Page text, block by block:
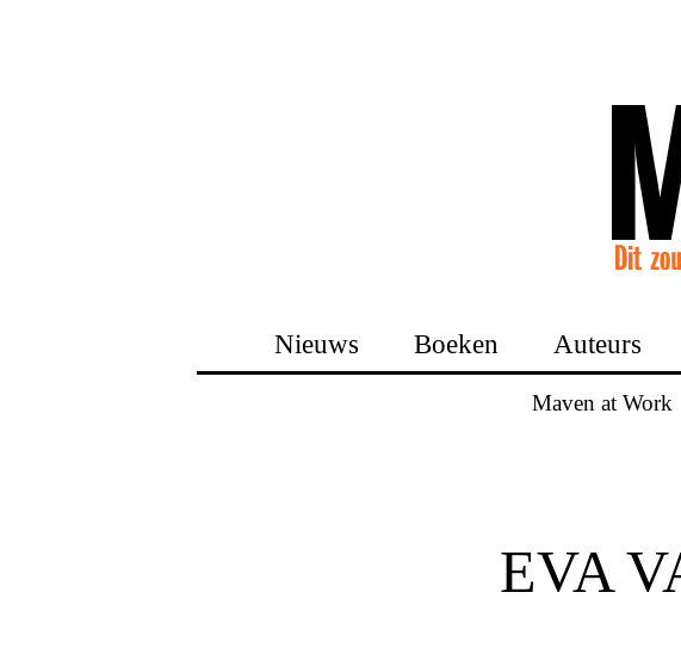
Nieuws Boeken Auteurs
Maven at Work
EVA